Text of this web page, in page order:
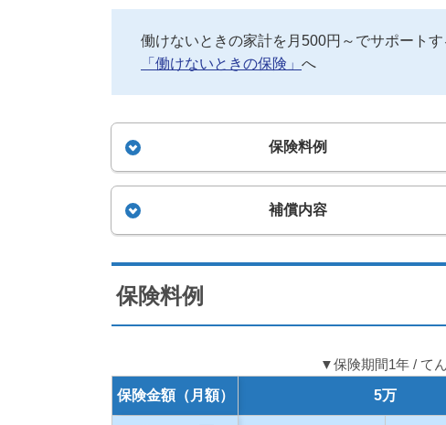
働けないときの家計を月500円～でサポート
「働けないときの保険」 へ
保険料例
補償内容
保険料例
▼保険期間1年 / て
保険金額（月額） 5万